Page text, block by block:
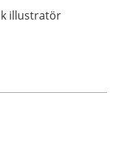
illustratör